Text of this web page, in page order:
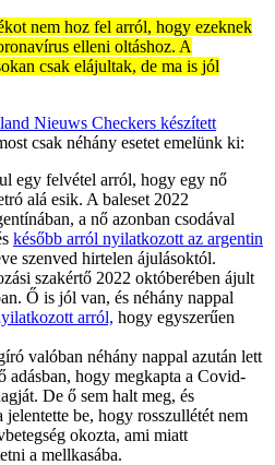
nem hoz fel arról, hogy ezeknek
elleni oltáshoz. A
csak elájultak, de ma is jól
Nieuws Checkers készített
csak néhány esetet emelünk ki:
egy felvétel arról, hogy egy nő
alá esik. A baleset 2022
a nő azonban csodával
később arról nyilatkozott az argentin
szenved hirtelen ájulásoktól.
szakértő 2022 októberében ájult
Ő is jól van, és néhány nappal
arról, hogy egyszerűen
valóban néhány nappal azután lett
adásban, hogy megkapta a Covid-
De ő sem halt meg, és
jelentette be, hogy rosszullétét nem
okozta, ami miatt
a mellkasába.